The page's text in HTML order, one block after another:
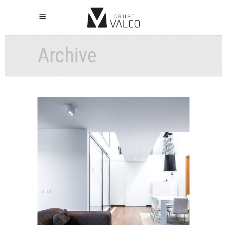
Archive